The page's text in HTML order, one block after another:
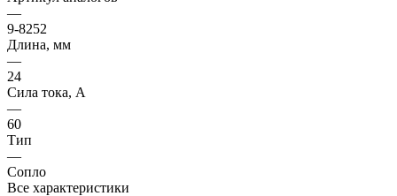
—
9-8252
Длина, мм
—
24
Сила тока, А
—
60
Тип
—
Сопло
Все характеристики